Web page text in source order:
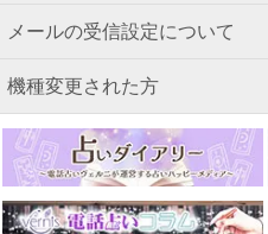
メールの受信設定について
機種変更された方